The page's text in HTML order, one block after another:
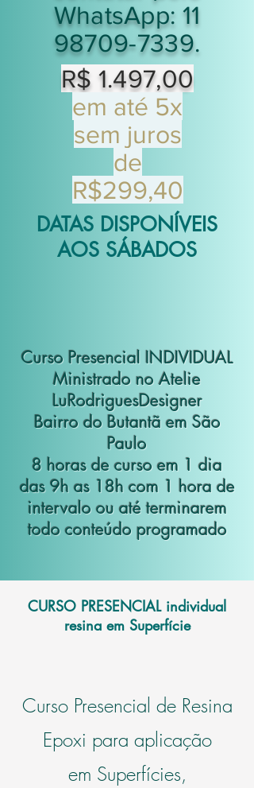
WhatsApp: 11
98709-7339.
R$ 1.497,00
em até 5x
sem juros
de
R$299,40
DATAS DISPONÍVEIS
AOS SÁBADOS
Curso Presencial INDIVIDUAL
Ministrado no Atelie
LuRodriguesDesigner
Bairro do Butantã em São
Paulo
8 horas de curso em 1 dia
das 9h as 18h com 1 hora de
intervalo ou até terminarem
todo conteúdo programado
CURSO PRESENCIAL individual
resina em Superfície
Curso Presencial de Resina
Epoxi para aplicação
em Superfícies,